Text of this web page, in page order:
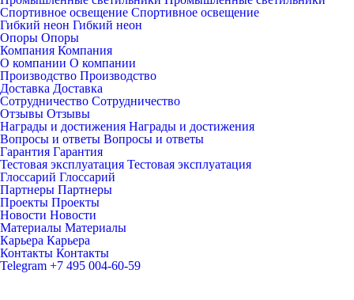
Спортивное освещение Спортивное освещение
Гибкий неон Гибкий неон
Опоры Опоры
Компания Компания
О компании О компании
Производство Производство
Доставка Доставка
Сотрудничество Сотрудничество
Отзывы Отзывы
Награды и достижения Награды и достижения
Вопросы и ответы Вопросы и ответы
Гарантия Гарантия
Тестовая эксплуатация Тестовая эксплуатация
Глоссарий Глоссарий
Партнеры Партнеры
Проекты Проекты
Новости Новости
Материалы Материалы
Карьера Карьера
Контакты Контакты
Telegram +7 495 004-60-59